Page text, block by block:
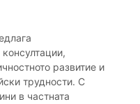
развитие и
трудности. С
в частната